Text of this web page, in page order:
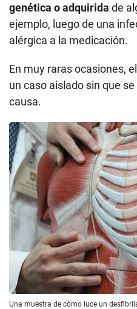
genética o adquirida de
ejemplo, luego de una
alérgica a la medicación.
En muy raras ocasiones,
un caso aislado sin que
causa.
Una muestra de cómo luce un